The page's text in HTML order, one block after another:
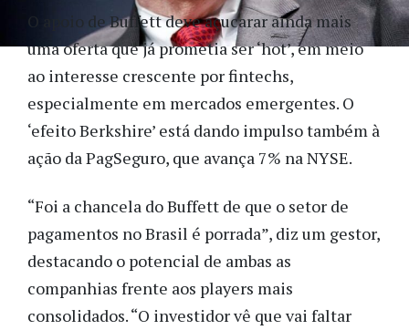
O apoio de Buffett deve açucarar ainda mais
uma oferta que já prometia ser ‘hot’, em meio
ao interesse crescente por fintechs,
especialmente em mercados emergentes. O
‘efeito Berkshire’ está dando impulso também à
ação da PagSeguro, que avança 7% na NYSE.
“Foi a chancela do Buffett de que o setor de
pagamentos no Brasil é porrada”, diz um gestor,
destacando o potencial de ambas as
companhias frente aos players mais
consolidados. “O investidor vê que vai faltar